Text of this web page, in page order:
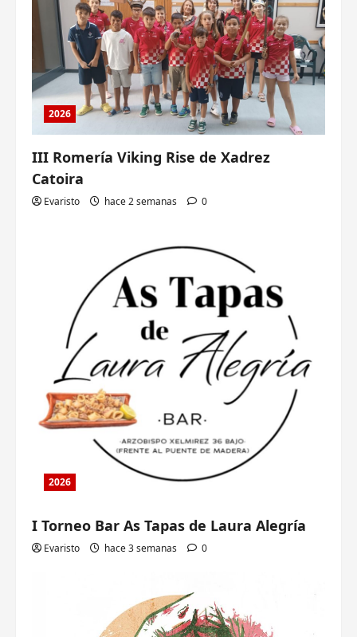
2026
III Romería Viking Rise de Xadrez
Catoira
Evaristo hace 2 semanas 0
2026
I Torneo Bar As Tapas de Laura Alegría
Evaristo hace 3 semanas 0